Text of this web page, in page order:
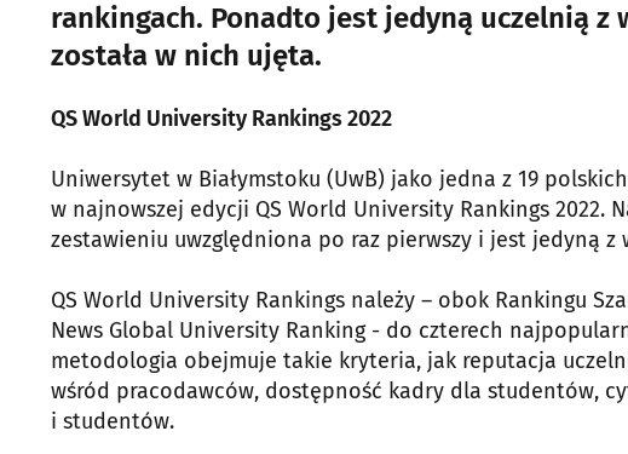
rankingach. Ponadto jest jedyną uczelnią
została w nich ujęta.
QS World University Rankings 2022
Uniwersytet w Białymstoku (UwB) jako jedna z 19
w najnowszej edycji QS World University Rankings 2022.
zestawieniu uwzględniona po raz pierwszy i jest jedyną z
QS World University Rankings należy – obok Rankingu
News Global University Ranking - do czterech
metodologia obejmuje takie kryteria, jak reputacja
wśród pracodawców, dostępność kadry dla studentów,
i studentów.